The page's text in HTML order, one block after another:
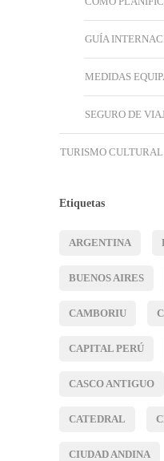
GUÍA
MEDIDAS
SEGURO DE
TURISMO CULTURAL
Etiquetas
ARGENTINA
BUENOS AIRES
CAMBORIU
CAPITAL PERÚ
CASCO ANTIGUO
CATEDRAL
CIUDAD ANDINA